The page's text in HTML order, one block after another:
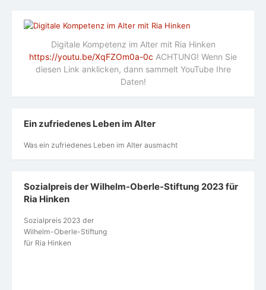
Digitale Kompetenz im Alter mit Ria Hinken
https://youtu.be/XqFZOm0a-0c ACHTUNG! Wenn Sie
diesen Link anklicken, dann sammelt YouTube Ihre
Daten!
Ein zufriedenes Leben im Alter
Was ein zufriedenes Leben im Alter ausmacht
Sozialpreis der Wilhelm-Oberle-Stiftung 2023 für
Ria Hinken
Sozialpreis 2023 der
Wilhelm-Oberle-Stiftung
für Ria Hinken